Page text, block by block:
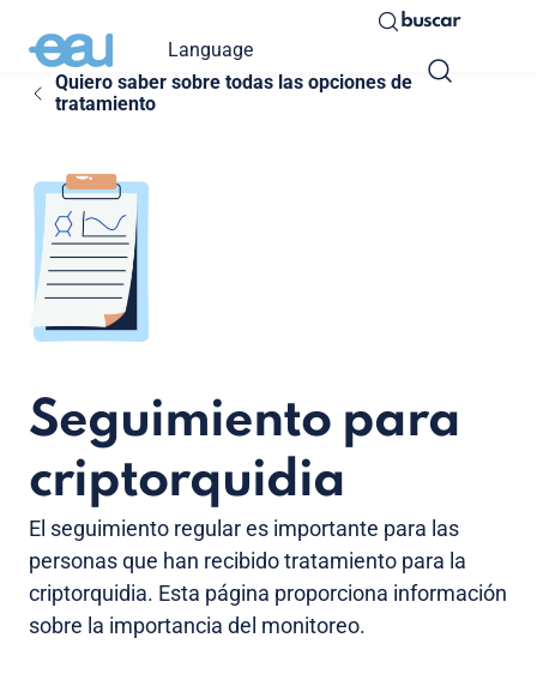
Language
buscar
Quiero saber sobre todas las opciones de
tratamiento
Seguimiento para
criptorquidia
El seguimiento regular es importante para las
personas que han recibido tratamiento para la
criptorquidia. Esta página proporciona información
sobre la importancia del monitoreo.